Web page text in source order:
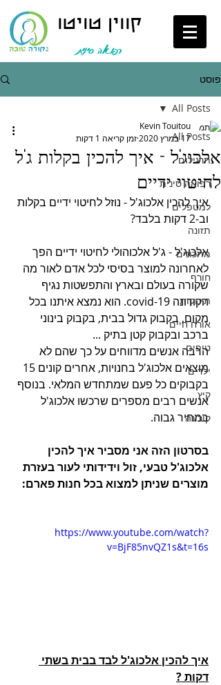
קווין טויטו
פוסט
All Posts
תרגילים
רפואה סינית
למטפלים
תזונה
מתכונים
חורף
תינוקות
אורח חיים
טיפים
ילדים
קיץ
קורונה
All Posts
אלכוג'ל - איך להכין בקלות ג'ל
לחיטוי ידיים
Kevin Touitou
17 במרץ 2020
זמן קריאה 1 דקות
איך להכין אלכוג'ל - נוזל לחיטוי ידיים בקלות
וב-2 דקות בלבד?
אלכוג'ל - ג'ל אלכוהולי לחיטוי ידיים הפך
לאחרונה למוצר בסיסי לכל אדם לאור מה
שקורה בעולם ובארץ והתפשטות נגיף
הקורונה covid-19. הוא נמצא איתנו בכל
מקום, בקבוק גדול בבית, בקבוק בינוני
ברכב ובקבוק קטן בתיק ...
הרבה אנשים מדווחים על כך שהם לא
בקבוקים כל פעם שמתחדש המלאי. בנוסף
אנשים רבים מספרים שרכשו אלכוג'ל
במחיר גבוה.
בסרטון הזה אני מסביר איך להכין
אלכוג'ל טבעי, זול וידידותי לעור בעזרת
מוצרים שניתן למצוא בכל חנות פארם:
https://www.youtube.com/watch?
v=BjF85nvQZ1s&t=16s
איך להכין אלכוג'ל לבד בבית בשתי
דקות ?